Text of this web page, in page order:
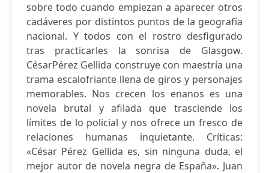
sobre todo cuando empiezan a aparecer otros
cadáveres por distintos puntos de la geografía
nacional. Y todos con el rostro desfigurado
tras practicarles la sonrisa de Glasgow.
CésarPérez Gellida construye con maestría una
trama escalofriante llena de giros y personajes
memorables. Nos crecen los enanos es una
novela brutal y afilada que trasciende los
límites de lo policial y nos ofrece un fresco de
relaciones humanas inquietante. Críticas:
«César Pérez Gellida es, sin ninguna duda, el
mejor autor de novela negra de España». Juan